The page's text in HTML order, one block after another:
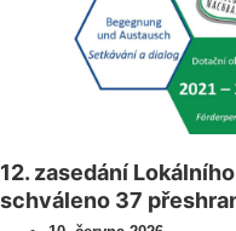
12. zasedání
schváleno 37